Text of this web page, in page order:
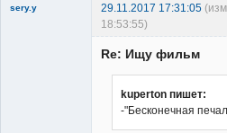
sery.y 29.11.2017 17:31:05
18:53:55)
Re: Ищу фильм
kuperton пишет:
-"Бесконечная